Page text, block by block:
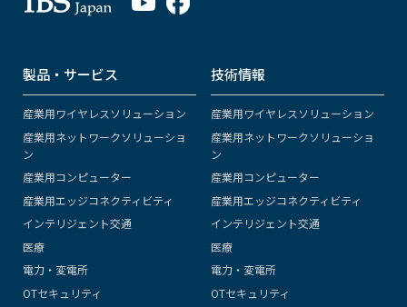
製品・サービス
産業用ワイヤレスソリューション
産業用ネットワークソリューショ
ン
産業用コンピューター
産業用エッジコネクティビティ
インテリジェント交通
医療
電力・変電所
OTセキュリティ
技術情報
産業用ワイヤレスソリューション
産業用ネットワークソリューショ
ン
産業用コンピューター
産業用エッジコネクティビティ
インテリジェント交通
医療
電力・変電所
OTセキュリティ